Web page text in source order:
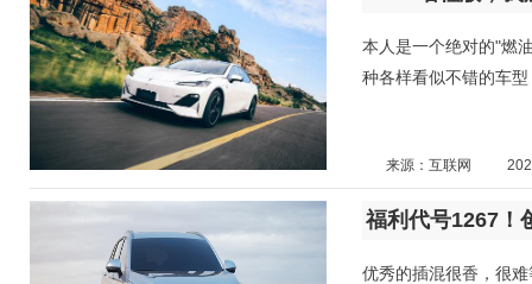
本人是一个绝对的"燃
种各样看似不错的车
来源：互联网
福利代号1267！
优秀的插混很香，很